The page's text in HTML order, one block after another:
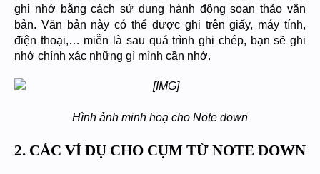
ghi nhớ bằng cách sử dụng hành động soạn thảo văn
bản. Văn bản này có thể được ghi trên giấy, máy tính,
điện thoại,… miễn là sau quá trình ghi chép, bạn sẽ ghi
nhớ chính xác những gì mình cần nhớ.
Hình ảnh minh hoạ cho Note down
2. CÁC VÍ DỤ CHO CỤM TỪ NOTE DOWN